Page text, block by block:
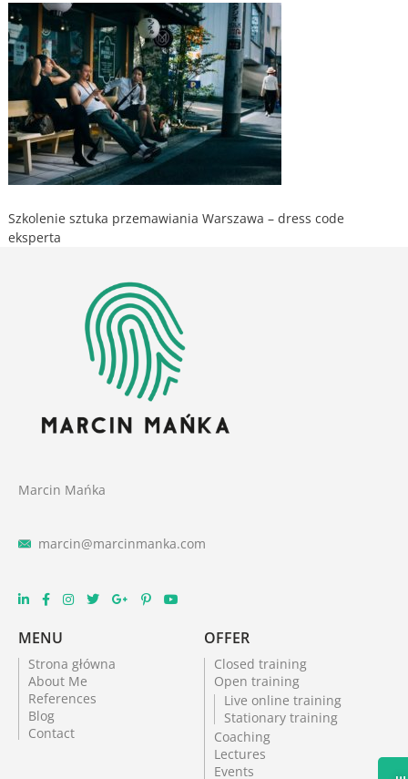
Szkolenie sztuka przemawiania Warszawa – dress code
eksperta
Marcin Mańka
marcin@marcinmanka.com
MENU
Strona główna
About Me
References
Blog
Contact
OFFER
Closed training
Open training
Live online training
Stationary training
Coaching
Lectures
Events